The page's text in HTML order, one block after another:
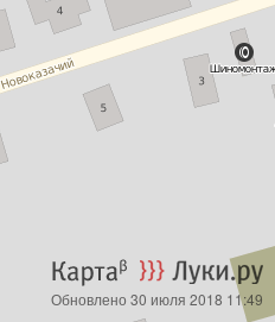
Обновлено 30 июля 2018 11:49